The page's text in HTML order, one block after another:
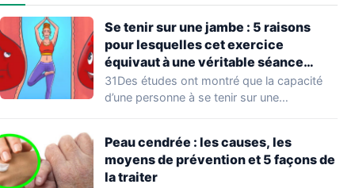
Se tenir sur une jambe : 5 raisons
pour lesquelles cet exercice
équivaut à une véritable séance
d’entraînement
31Des études ont montré que la capacité
d’une personne à se tenir sur une…
Peau cendrée : les causes, les
moyens de prévention et 5 façons de
la traiter